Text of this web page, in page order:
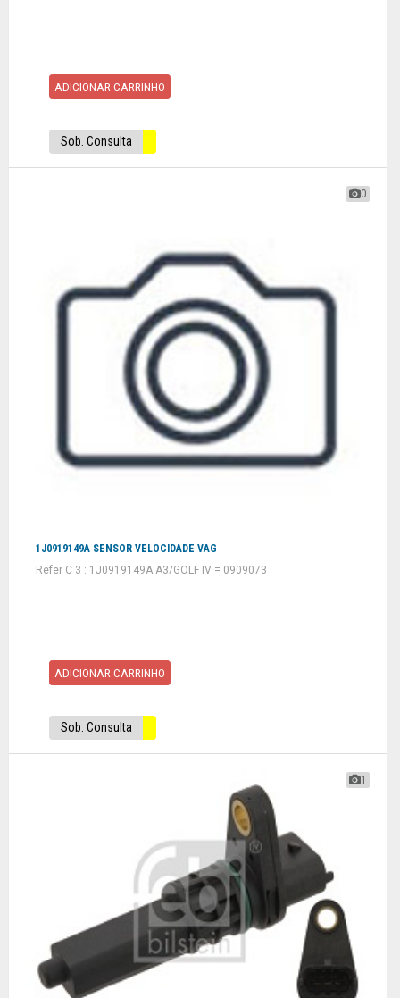
ADICIONAR CARRINHO
Sob. Consulta
0
1J0919149A SENSOR VELOCIDADE VAG
Refer C 3 : 1J0919149A A3/GOLF IV = 0909073
ADICIONAR CARRINHO
Sob. Consulta
1